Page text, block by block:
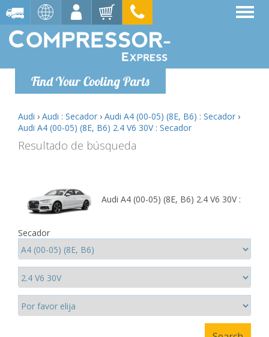
Find Your Cooling Parts
Audi › Audi : Secador › Audi A4 (00-05) (8E, B6) : Secador ›
Audi A4 (00-05) (8E, B6) 2.4 V6 30V : Secador
Resultado de búsqueda
Audi A4 (00-05) (8E, B6) 2.4 V6 30V :
Secador